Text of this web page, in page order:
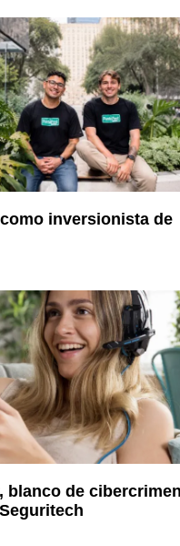
inversionista de
blanco de cibercrimen